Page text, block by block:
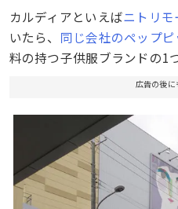
カルディアといえばニトリ
いたら、 同じ会社のペップ
料の持つ子供服ブランドの1つ
広告の後に